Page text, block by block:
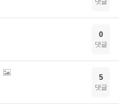
0
댓글
5
댓글